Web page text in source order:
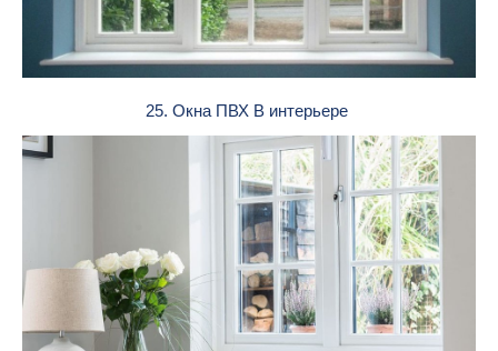
25. Окна ПВХ В интерьере